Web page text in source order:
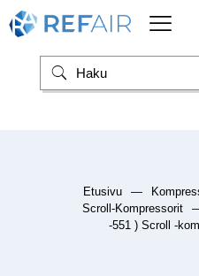
Etusivu —
Scroll-Kompressorit
-551 ) Scroll -